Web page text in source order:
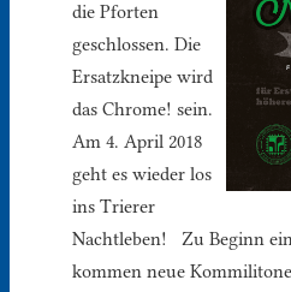
die Pforten
geschlossen. Die
Ersatzkneipe wird
das Chrome! sein.
Am 4. April 2018
geht es wieder los
ins Trierer
Nachtleben! Zu Beginn
kommen neue